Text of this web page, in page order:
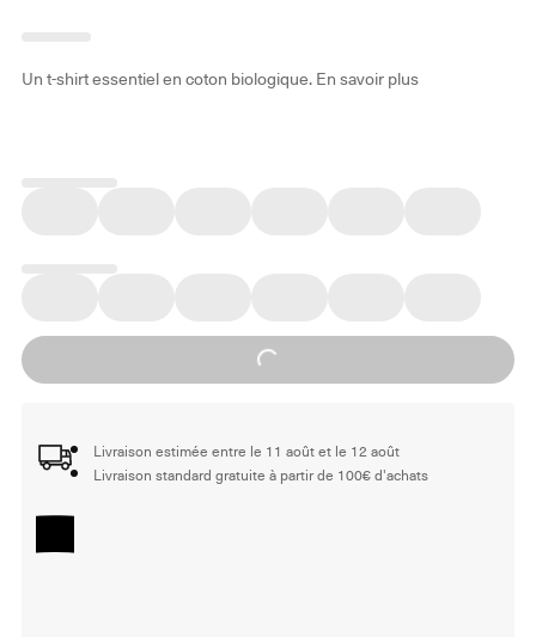
Un t-shirt essentiel en coton biologique.En savoir plus
Loading...
Livraison estimée entre le 11 août et le 12 août
Livraison standard gratuite à partir de 100€ d'achats